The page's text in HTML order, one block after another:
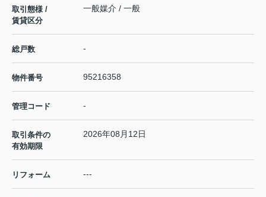
取引態様 /
賃貸区分
一般媒介 / 一般
総戸数 -
物件番号 95216358
管理コード -
取引条件の
有効期限
2026年08月12日
リフォーム ---